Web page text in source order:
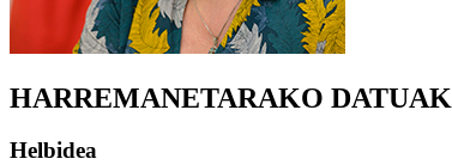
HARREMANETARAKO DATUAK
Helbidea